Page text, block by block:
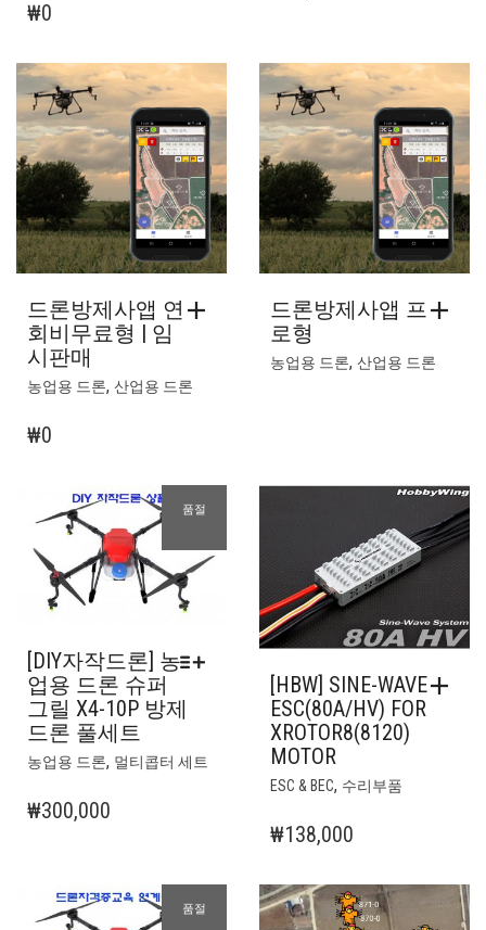
₩0
드론방제사앱 연
회비무료형 | 임
시판매
농업용 드론, 산업용 드론
₩0
드론방제사앱 프
로형
농업용 드론, 산업용 드론
품절
[DIY자작드론] 농
업용 드론 슈퍼
그릴 X4-10P 방제
드론 풀세트
농업용 드론, 멀티콥터 세트
₩300,000
[HBW] SINE-WAVE
ESC(80A/HV) FOR
XROTOR8(8120)
MOTOR
ESC & BEC, 수리부품
₩138,000
품절